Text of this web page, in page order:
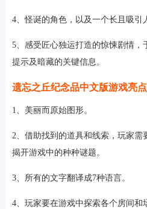
4、怪诞的角色，以及一个长且吸引
5、感受匠心独运打造的惊悚剧情，
提示及暗藏的关键信息。
遗忘之丘纪念品中文版游戏亮点
1、美丽而原始图形。
2、借助找到的道具和线索，玩家需
揭开游戏中的种种谜题。
3、所有的文字翻译成7种语言。
4、玩家要在游戏中探索各个房间和